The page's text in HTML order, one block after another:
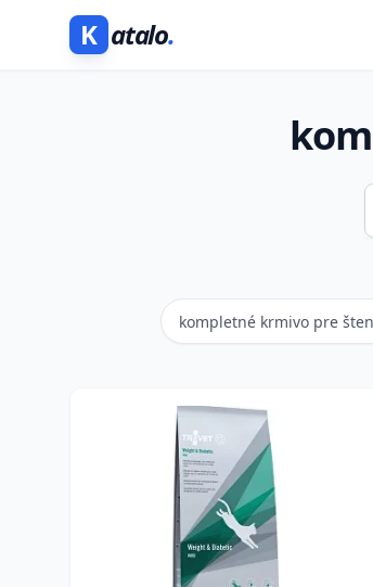
K atalo.
kompletné krmivo pre